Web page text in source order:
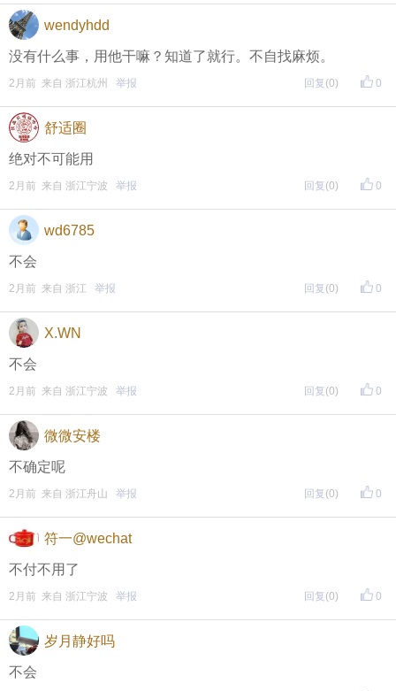
每晚20:00准时开始！（红包领完截止）关注我，锁定
红包帖分享此帖至朋友圈或好友，有机会获得更多红
包。
• 参与方式
一、评论主题内容即可领取红包！
（必须在手机客户端参与哦！请注意下方参与方式
↓）
方式一：iOS已经上线，请大家在苹果手机APP Store页
面搜索下载
方式二 ：安卓系统已经上线，请大家在安卓应用市场
页面搜索下载
东方热线APP新版本功能具体可参见【
全新上线！这些新功能你了解吗？
】指南，点击链接打开，
即可查看https://bbs.cnool.net/10733168.html
未在规定时间内回复，视为无效
wendyhdd
没有什么事，用他干嘛？知道了就行。不自找麻烦。
0
2月前 来自 浙江杭州 举报 回复 (0)
舒适圈
绝对不可能用
0
2月前 来自 浙江宁波 举报 回复 (0)
wd6785
不会
0
2月前 来自 浙江 举报 回复 (0)
X.WN
不会
0
2月前 来自 浙江宁波 举报 回复 (0)
微微安楼
不确定呢
0
2月前 来自 浙江舟山 举报 回复 (0)
符一@wechat
不付不用了
0
2月前 来自 浙江宁波 举报 回复 (0)
岁月静好吗
不会